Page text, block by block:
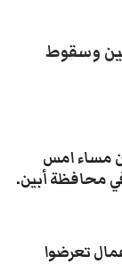
وسقوط
مساء امس
محافظة أبين.
تعرضوا